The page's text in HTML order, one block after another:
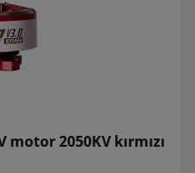
motor 2050KV kırmızı